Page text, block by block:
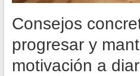
Consejos
progresar y
motivación a